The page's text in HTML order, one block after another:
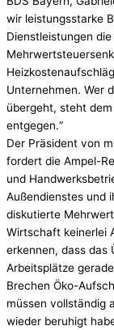
wir leistungsstarke
Dienstleistungen
Unternehmen. Wer
übergeht, steht
entgegen.“
Der Präsident von
fordert die Ampel-
und
Außendienstes und
diskutierte
Wirtschaft keinerlei
erkennen, dass das
Arbeitsplätze
Brechen Öko-
müssen vollständig
wieder beruhigt